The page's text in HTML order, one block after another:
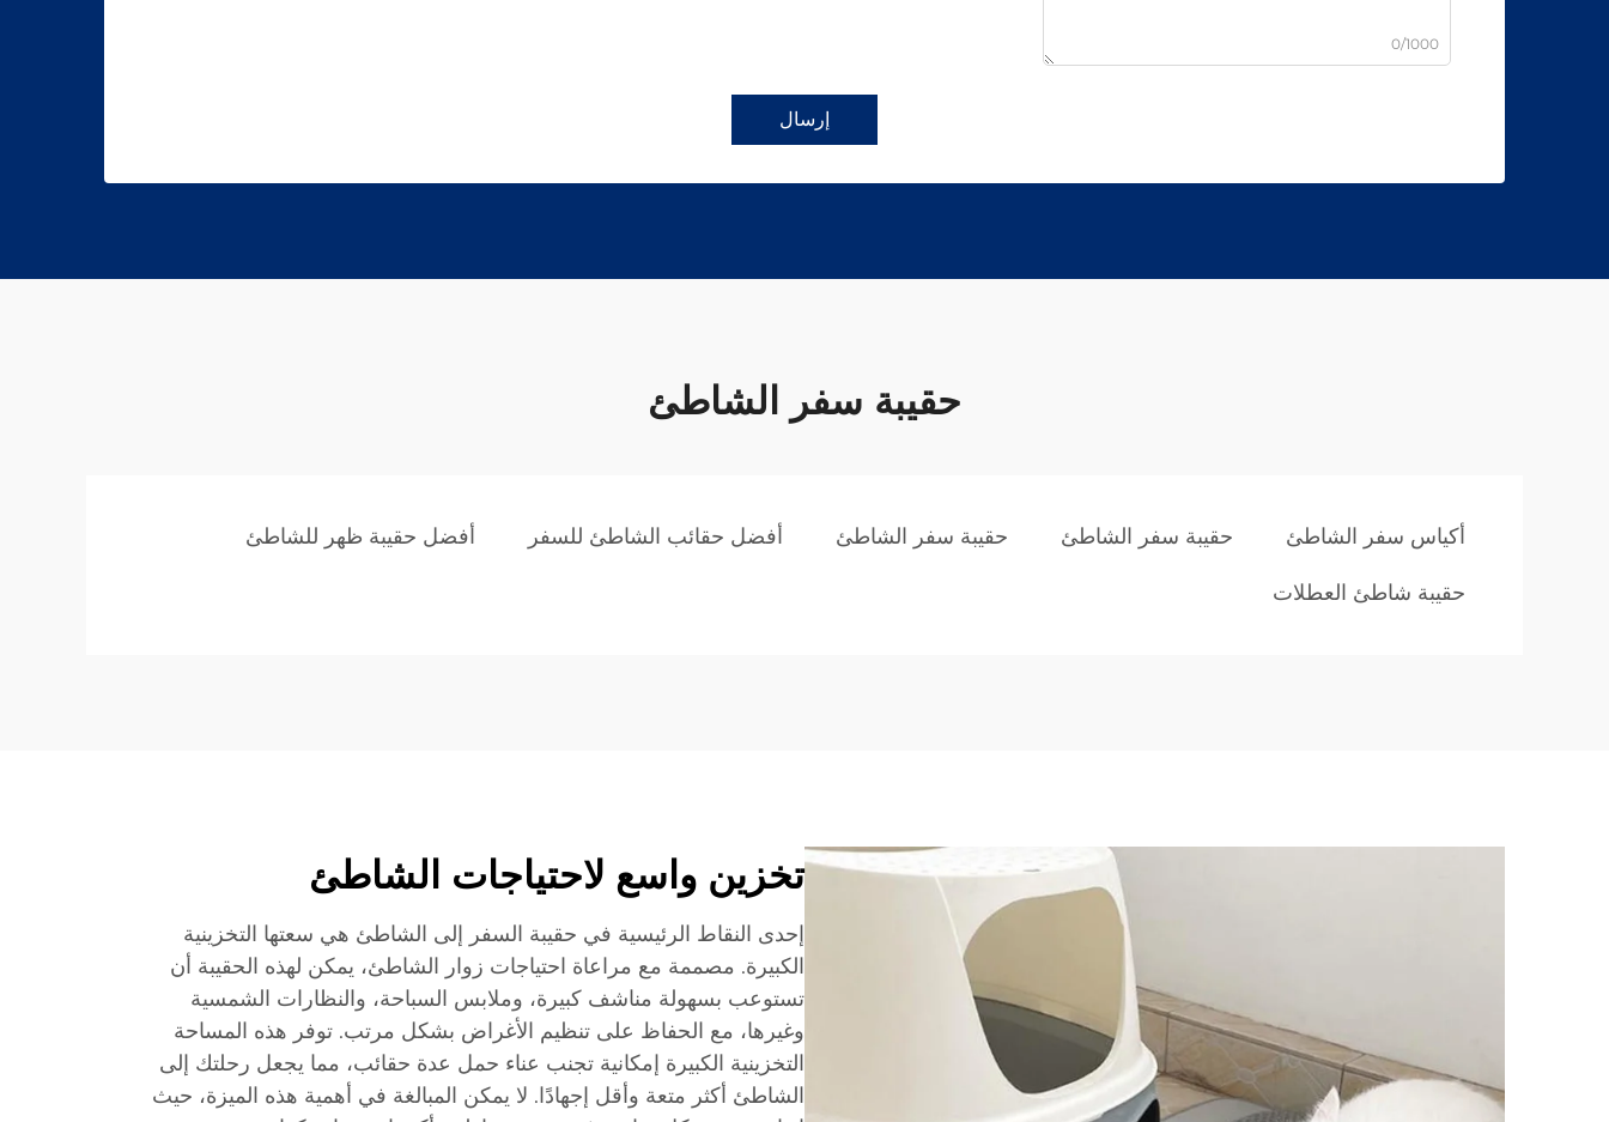
0/1000
إرسال
حقيبة سفر الشاطئ
أكياس سفر الشاطئ حقيبة سفر الشاطئ حقيبة سفر الشاطئ أفضل حقائب الشاطئ للسفر أفضل حقيبة ظهر للشاطئ
حقيبة شاطئ العطلات
تخزين واسع لاحتياجات الشاطئ
إحدى النقاط الرئيسية في حقيبة السفر إلى الشاطئ هي سعتها التخزينية
الكبيرة. مصممة مع مراعاة احتياجات زوار الشاطئ، يمكن لهذه الحقيبة أن
تستوعب بسهولة مناشف كبيرة، وملابس السباحة، والنظارات الشمسية
وغيرها، مع الحفاظ على تنظيم الأغراض بشكل مرتب. توفر هذه المساحة
التخزينية الكبيرة إمكانية تجنب عناء حمل عدة حقائب، مما يجعل رحلتك إلى
الشاطئ أكثر متعة وأقل إجهادًا. لا يمكن المبالغة في أهمية هذه الميزة، حيث